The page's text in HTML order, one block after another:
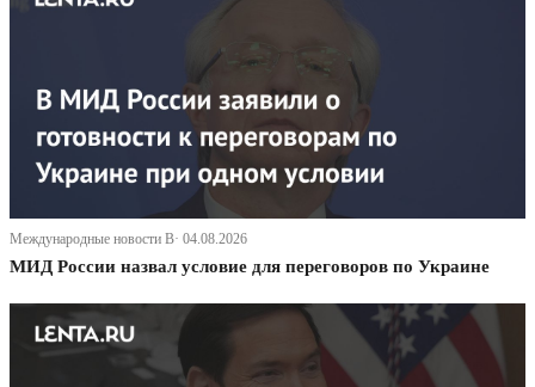
Международные новости В· 04.08.2026
МИД России назвал условие для переговоров по Украине